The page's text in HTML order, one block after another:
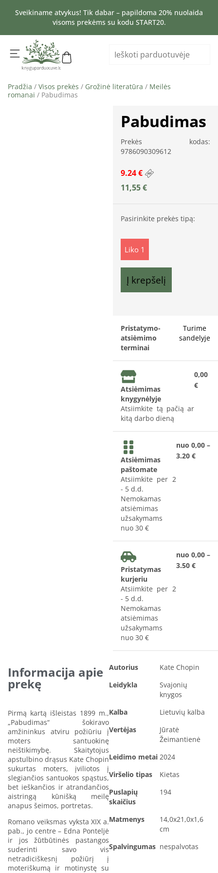
Sveikiname atvykus! Tik dabar – papildoma 20% nuolaida
visoms prekėms su kodu START20.
Pradžia / Visos prekės / Grožinė literatūra / Meilės
romanai / Pabudimas
Pabudimas
Prekės kodas:
9786090309612
9.24 €
11,55€
Pasirinkite prekės tipą:
Liko 1
Į krepšelį
Pristatymo-
atsiėmimo
terminai
Turime
sandelyje
Atsiėmimas
knygynėlyje
Atsiimkite tą pačią ar
kitą darbo dieną
0,00
€
Atsiėmimas
paštomate
Atsiimkite per 2
- 5 d.d.
Nemokamas
atsiėmimas
užsakymams
nuo 30 €
nuo 0,00 –
3.20 €
Pristatymas
kurjeriu
Atsiimkite per 2
- 5 d.d.
Nemokamas
atsiėmimas
užsakymams
nuo 30 €
nuo 0,00 –
3.50 €
Informacija apie
prekę
Pirmą kartą išleistas 1899 m.,
„Pabudimas“ šokiravo
amžininkus atviru požiūriu į
moters santuokinę
neištikimybę. Skaitytojus
apstulbino drąsus Kate Chopin
sukurtas moters, įviliotos į
slegiančios santuokos spąstus,
bet ieškančios ir atrandančios
aistringą kūnišką meilę
anapus šeimos, portretas.
Romano veiksmas vyksta XIX a.
pab., jo centre – Edna Ponteljė
ir jos žūtbūtinės pastangos
suderinti savo vis
netradiciškesnį požiūrį į
moteriškumą ir motinystę su
Autorius
Kate Chopin
Leidykla
Svajonių
knygos
Kalba
Lietuvių kalba
Vertėjas
Jūratė
Žeimantienė
Leidimo metai 2024
Viršelio tipas
Kietas
Puslapių
skaičius
194
Matmenys
14,0x21,0x1,6
cm
Spalvingumas nespalvotas